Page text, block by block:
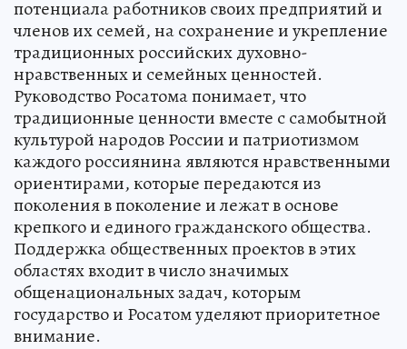
потенциала работников своих предприятий и
членов их семей, на сохранение и укрепление
традиционных российских духовно-
нравственных и семейных ценностей.
Руководство Росатома понимает, что
традиционные ценности вместе с самобытной
культурой народов России и патриотизмом
каждого россиянина являются нравственными
ориентирами, которые передаются из
поколения в поколение и лежат в основе
крепкого и единого гражданского общества.
Поддержка общественных проектов в этих
областях входит в число значимых
общенациональных задач, которым
государство и Росатом уделяют приоритетное
внимание.